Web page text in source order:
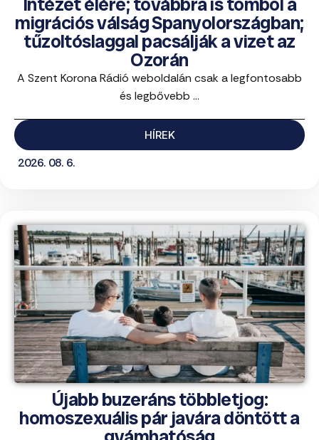
migrációs válság Spanyolországban;
tűzoltóslaggal pacsálják a vizet az
Ozorán
A Szent Korona Rádió weboldalán csak a legfontosabb
és legbővebb ...
HÍREK
2026. 08. 6.
Újabb buzeráns többletjog:
homoszexuális pár javára döntött a